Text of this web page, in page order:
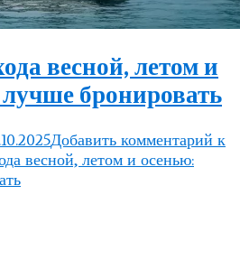
весной, летом и
бронировать
Добавить комментарий к
весной, летом и осенью: